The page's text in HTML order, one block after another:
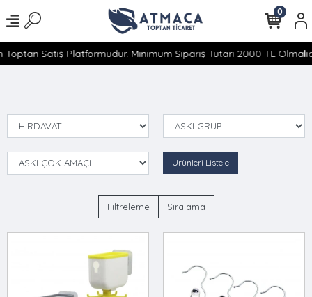
Satış Platformudur. Minimum Sipariş Tutarı 2000 TL
0
Ürünleri Listele
Filtreleme Sıralama